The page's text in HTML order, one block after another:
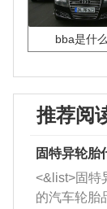
bba是什
推荐阅
固特异轮胎
<&list>固特
的汽车轮胎